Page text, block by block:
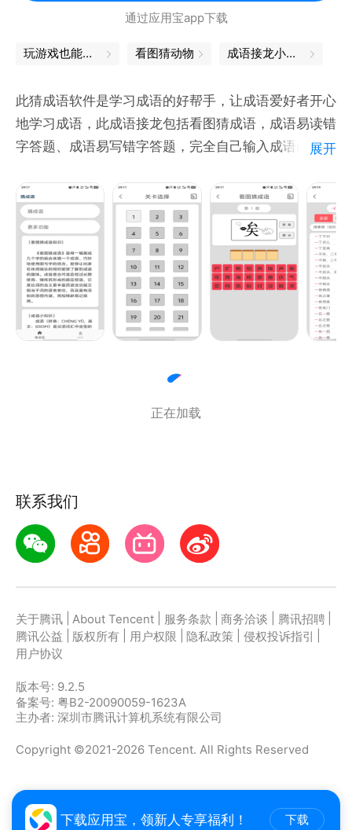
通过应用宝app下载
玩游戏也能学到知识，轻松掌握知识点 看图猜动物 成语接龙小游戏
此猜成语软件是学习成语的好帮手，让成语爱好者开心
地学习成语，此成语接龙包括看图猜成语，成语易读错
字答题、成语易写错字答题，完全自己输入成语的成语
件采用的关卡模式，过了当前关卡才能进入下一关卡，
当前实在猜不出，可以向系统求助。
展开
正在加载
联系我们
关于腾讯 About Tencent 服务条款 商务洽谈 腾讯招聘
腾讯公益
版权所有 用户权限 隐私政策 侵权投诉指引
用户协议
版本号: 9.2.5
备案号: 粤B2-20090059-1623A
主办者: 深圳市腾讯计算机系统有限公司
Copyright ©2021-2026 Tencent. All Rights Reserved
下载应用宝，领新人专享福利！ 下载